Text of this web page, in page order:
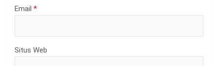
Email *
Situs Web